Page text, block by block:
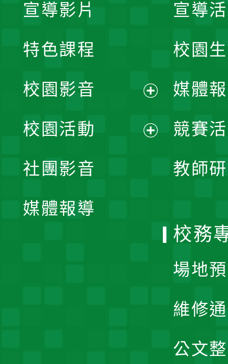
宣導
校園
媒體
競賽
教師
宣導影片
特色課程
校園影音
開
校園活動
社團影音
媒體報導
校務
場地
維修
公文